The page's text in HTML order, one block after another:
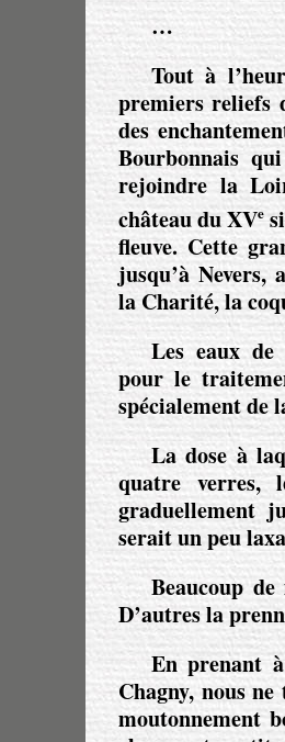
…
Tout à
premiers reliefs
des
Bourbonnais
rejoindre la
château du XVe
fleuve. Cette
jusqu’à Nevers,
la Charité, la
Les eaux de
pour le
spécialement de
La dose à
quatre verres,
graduellement
serait un peu
Beaucoup
D’autres la
En prenant
Chagny, nous
moutonnement